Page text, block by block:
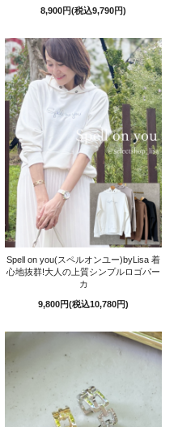
8,900円(税込9,790円)
Spell on you(スペルオンユー)byLisa 着
心地抜群!大人の上質シンプルロゴパー
カ
9,800円(税込10,780円)